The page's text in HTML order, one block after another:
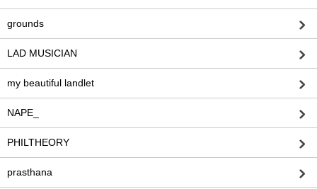
grounds
LAD MUSICIAN
my beautiful landlet
NAPE_
PHILTHEORY
prasthana